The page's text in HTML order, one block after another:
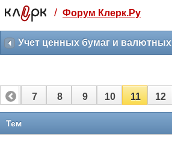
Святые угодники, Клерк
прекрасен:)
3 месяца
259
-10%
полгода
499 ₽
/ Форум Клерк.Ру
Учет ценных бумаг и
6 7 8 9 10 11 12
22
Тем